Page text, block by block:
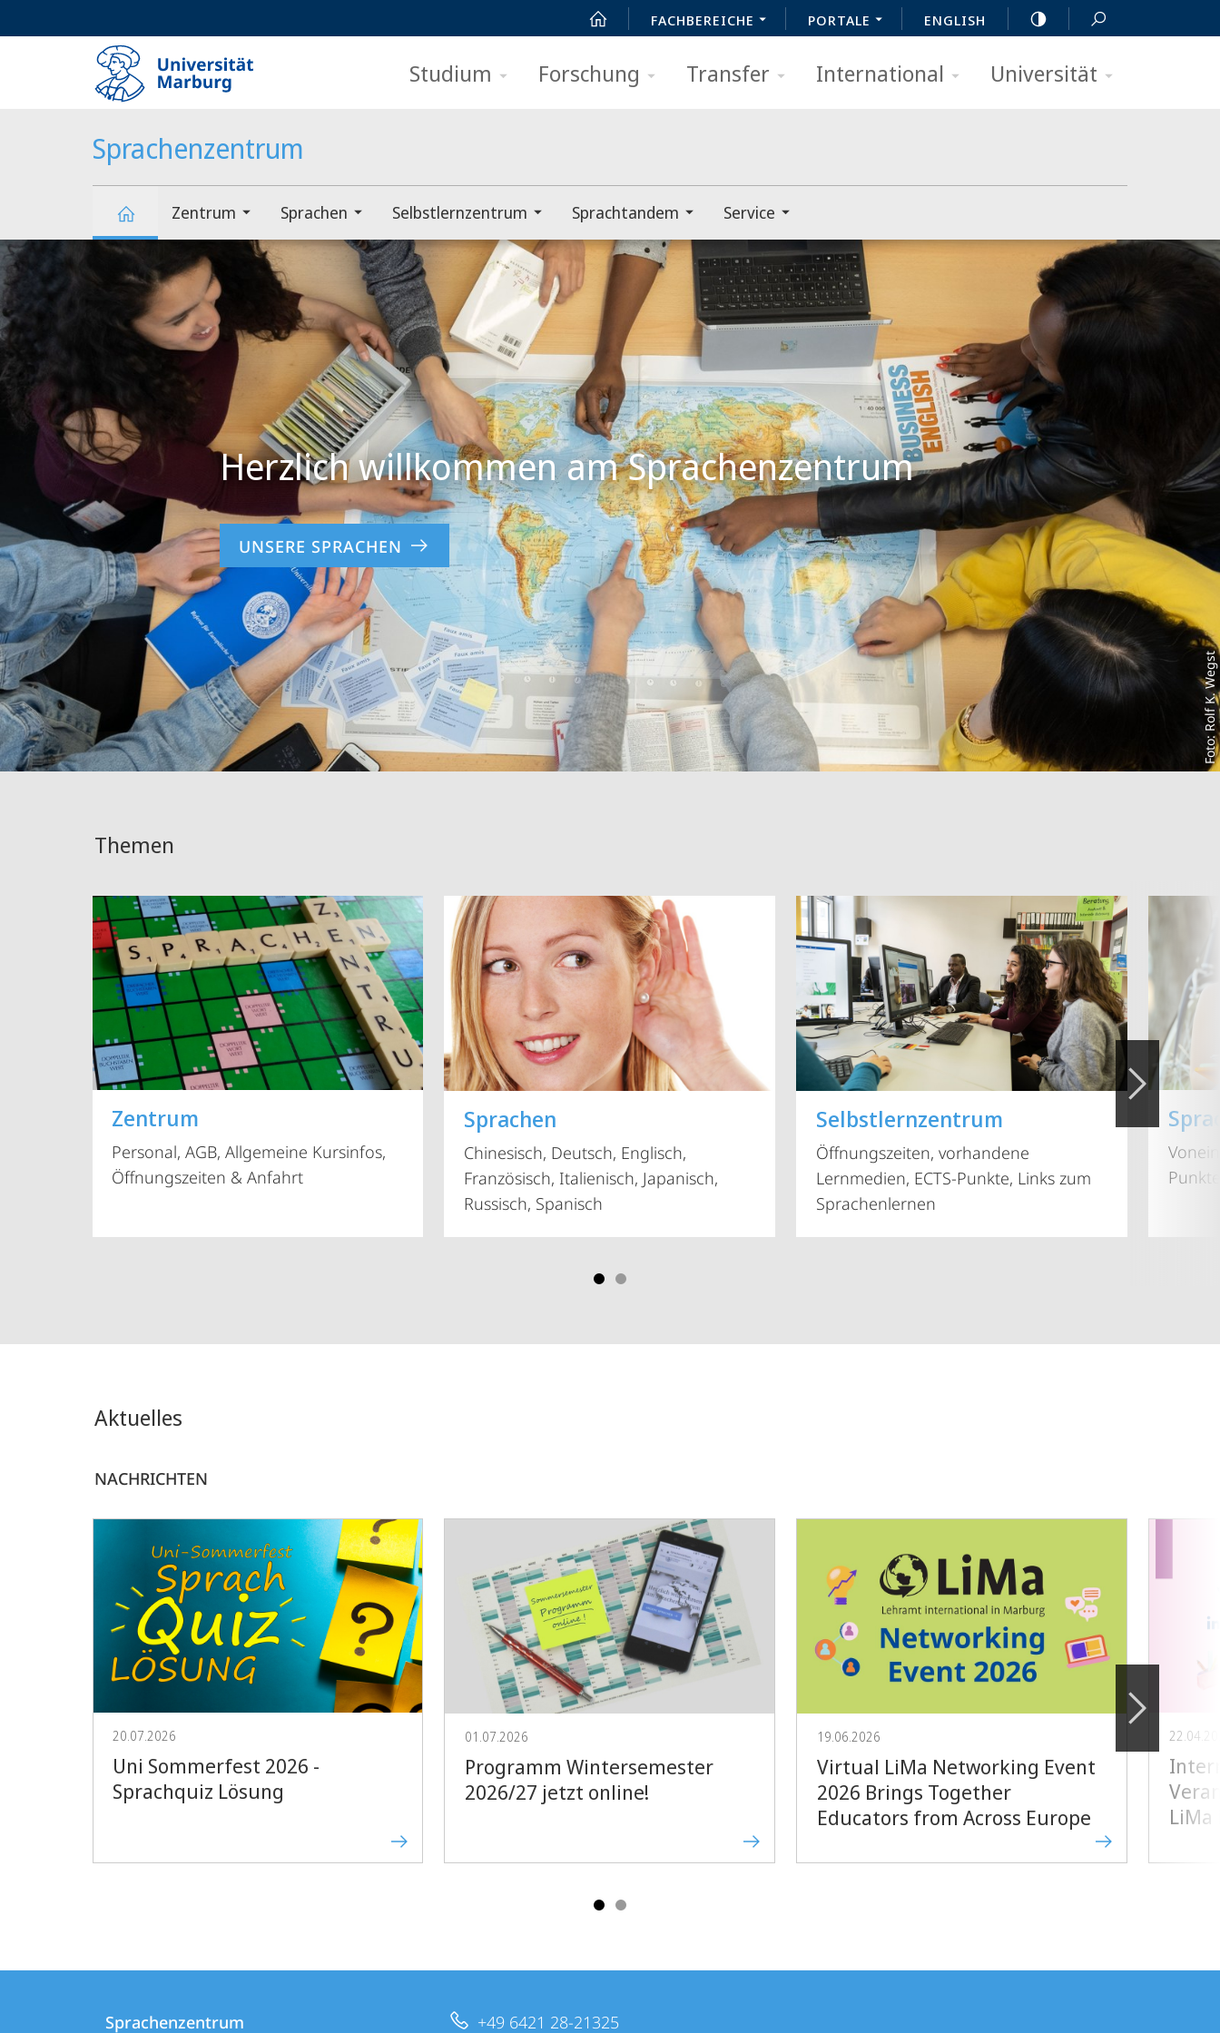
FACHBEREICHE PORTALE ENGLISH
Studium Forschung Transfer International Universität
Sprachenzentrum
Sprachenzentrum
Zentrum Sprachen Selbstlernzentrum Sprachtandem Service
Hauptinhalt
Foto: Rolf K. Wegst
Herzlich willkommen am Sprachenzentrum
UNSERE SPRACHEN
Themen
Zentrum
Personal, AGB, Allgemeine Kursinfos,
Öffnungszeiten & Anfahrt
Sprachen
Chinesisch, Deutsch, Englisch,
Französisch, Italienisch, Japanisch,
Russisch, Spanisch
Selbstlernzentrum
Öffnungszeiten, vorhandene
Lernmedien, ECTS-Punkte, Links zum
Sprachenlernen
Vorblättern
Aktuelles
NACHRICHTEN
20.07.2026
Uni Sommerfest 2026 -
Sprachquiz Lösung
01.07.2026
Programm Wintersemester
2026/27 jetzt online!
19.06.2026
Virtual LiMa Networking Event
2026 Brings Together
Educators from Across Europe
Vorblättern
Kontaktinformationen
Sprachenzentrum +49 6421 28-21325